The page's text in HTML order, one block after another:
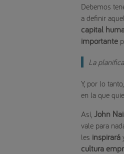
Debemos
a definir
capital
importante
La
Y, por lo
en la que
Así,John
vale para
les inspirará
cultura